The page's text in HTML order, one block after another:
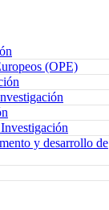
(OPE)
y desarrollo de